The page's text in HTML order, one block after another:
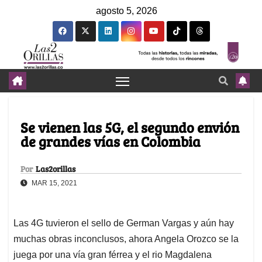
agosto 5, 2026
Se vienen las 5G, el segundo envión
de grandes vías en Colombia
Por Las2orillas
MAR 15, 2021
Las 4G tuvieron el sello de German Vargas y aún hay
muchas obras inconclusos, ahora Angela Orozco se la
juega por una vía gran férrea y el rio Magdalena